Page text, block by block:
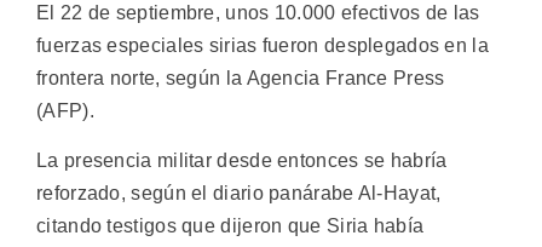
El 22 de septiembre, unos 10.000 efectivos de las
fuerzas especiales sirias fueron desplegados en la
frontera norte, según la Agencia France Press
(AFP).
La presencia militar desde entonces se habría
reforzado, según el diario panárabe Al-Hayat,
citando testigos que dijeron que Siria había